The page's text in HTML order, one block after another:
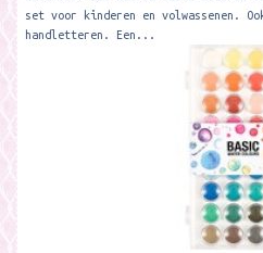
set voor kinderen en volwassenen.
handletteren. Een...